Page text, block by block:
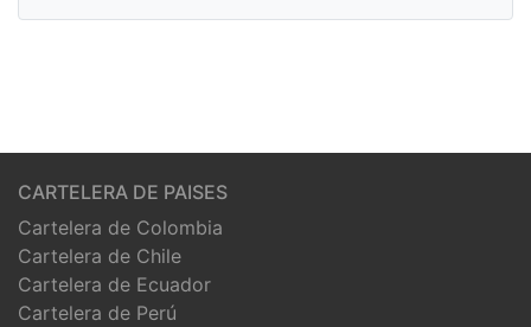
CARTELERA DE PAISES
Cartelera de Colombia
Cartelera de Chile
Cartelera de Ecuador
Cartelera de Perú